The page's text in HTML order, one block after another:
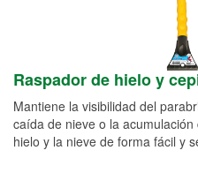
Raspador de hielo y
Mantiene la visibilidad del
caída de nieve o la
hielo y la nieve de forma fácil y